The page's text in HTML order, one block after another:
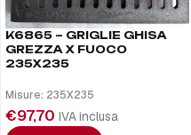
K6865 – GRIGLIE GHISA
GREZZA X FUOCO
235X235
Misure: 235X235
€97,70 IVA inclusa